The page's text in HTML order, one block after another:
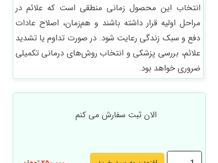
انتخاب این محصول زمانی منطقی است که علائم در
مراحل اولیه قرار داشته باشند و هم‌زمان، اصلاح عادات
دفع و سبک زندگی رعایت شود. در صورت تداوم یا تشدید
علائم، بررسی پزشکی و انتخاب روش‌های درمانی تکمیلی
ضروری خواهد بود.
الان ثبت سفارش می کنم
پماد